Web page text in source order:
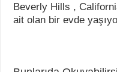
Beverly Hills ,
ait olan bir evde